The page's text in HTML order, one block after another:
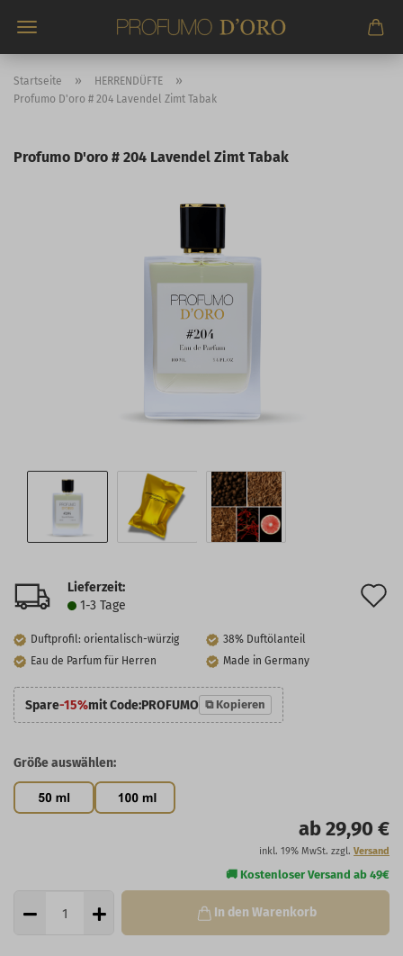
zum
Startseite » HERRENDÜFTE »
Profumo D'oro # 204 Lavendel Zimt Tabak
Profumo D'oro # 204 Lavendel Zimt Tabak
Lieferzeit:
1-3 Tage
Duftprofil: orientalisch-würzig
38% Duftölanteil
Eau de Parfum für Herren
Made in Germany
Spare-15%mit Code:PROFUMO ⧉ Kopieren
Größe auswählen:
ab 29,90 €
inkl. 19% MwSt. zzgl. Versand
In den Warenkorb